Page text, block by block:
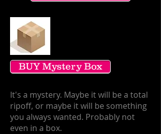
BUY Mystery Box
It's a mystery. Maybe it will be a total
ripoff, or maybe it will be something
you always wanted. Probably not
even in a box.